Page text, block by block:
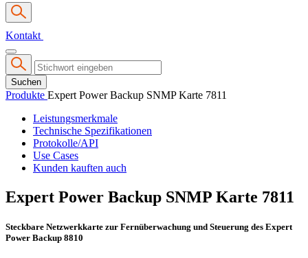
Kontakt
Suchen
Produkte Expert Power Backup SNMP Karte 7811
Leistungsmerkmale
Technische Spezifikationen
Protokolle/API
Use Cases
Kunden kauften auch
Expert Power Backup SNMP Karte 7811
Steckbare Netzwerkkarte zur Fernüberwachung und Steuerung des Expert
Power Backup 8810